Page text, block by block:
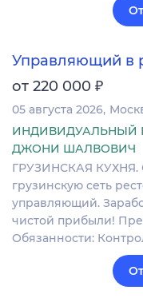
Управляющий в
от 220 000 ₽
05 августа 2026
ИНДИВИДУАЛЬНЫЙ
ДЖОНИ ШАЛВОВИЧ
ГРУЗИНСКАЯ
грузинскую сеть
управляющий.
чистой прибыли!
Обязанности: